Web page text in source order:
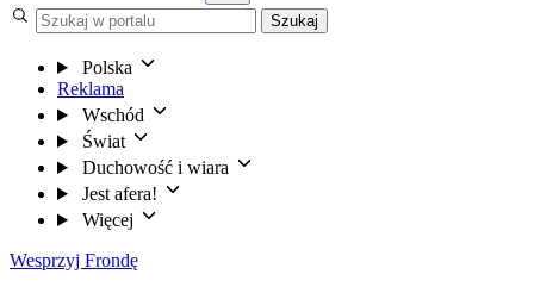
Szukaj
Polska
Reklama
Wschód
Świat
Duchowość i wiara
Jest afera!
Więcej
Wesprzyj Frondę